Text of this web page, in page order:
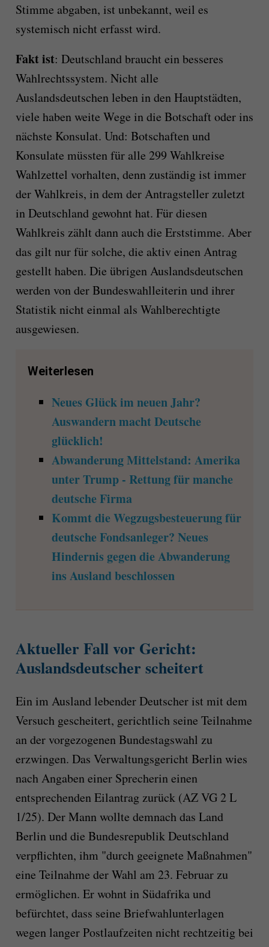
Stimme abgaben, ist unbekannt, weil es
systemisch nicht erfasst wird.
Fakt ist: Deutschland braucht ein besseres
Wahlrechtssystem. Nicht alle
Auslandsdeutschen leben in den Hauptstädten,
viele haben weite Wege in die Botschaft oder ins
nächste Konsulat. Und: Botschaften und
Konsulate müssten für alle 299 Wahlkreise
Wahlzettel vorhalten, denn zuständig ist immer
der Wahlkreis, in dem der Antragsteller zuletzt
in Deutschland gewohnt hat. Für diesen
Wahlkreis zählt dann auch die Erststimme. Aber
das gilt nur für solche, die aktiv einen Antrag
gestellt haben. Die übrigen Auslandsdeutschen
werden von der Bundeswahlleiterin und ihrer
Statistik nicht einmal als Wahlberechtigte
ausgewiesen.
Weiterlesen
Neues Glück im neuen Jahr?
Auswandern macht Deutsche
glücklich!
Abwanderung Mittelstand: Amerika
unter Trump - Rettung für manche
deutsche Firma
Kommt die Wegzugsbesteuerung für
deutsche Fondsanleger? Neues
Hindernis gegen die Abwanderung
ins Ausland beschlossen
Aktueller Fall vor Gericht:
Auslandsdeutscher scheitert
Ein im Ausland lebender Deutscher ist mit dem
Versuch gescheitert, gerichtlich seine Teilnahme
an der vorgezogenen Bundestagswahl zu
erzwingen. Das Verwaltungsgericht Berlin wies
nach Angaben einer Sprecherin einen
entsprechenden Eilantrag zurück (AZ VG 2 L
1/25). Der Mann wollte demnach das Land
Berlin und die Bundesrepublik Deutschland
verpflichten, ihm "durch geeignete Maßnahmen"
eine Teilnahme der Wahl am 23. Februar zu
ermöglichen. Er wohnt in Südafrika und
befürchtet, dass seine Briefwahlunterlagen
wegen langer Postlaufzeiten nicht rechtzeitig bei